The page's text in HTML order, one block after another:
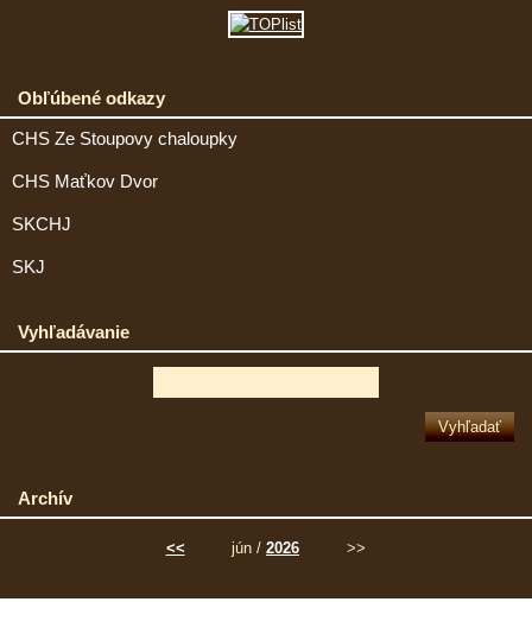
Obľúbené odkazy
CHS Ze Stoupovy chaloupky
CHS Maťkov Dvor
SKCHJ
SKJ
Vyhľadávanie
Archív
<< jún / 2026 >>